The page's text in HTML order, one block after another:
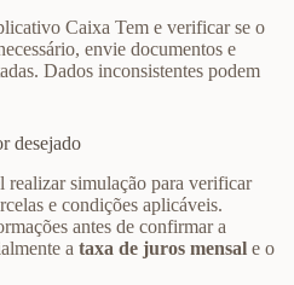
Caixa Tem e verificar se o
envie documentos e
Dados inconsistentes podem
desejado
simulação para verificar
e condições aplicáveis.
antes de confirmar a
a taxa de juros mensal e o